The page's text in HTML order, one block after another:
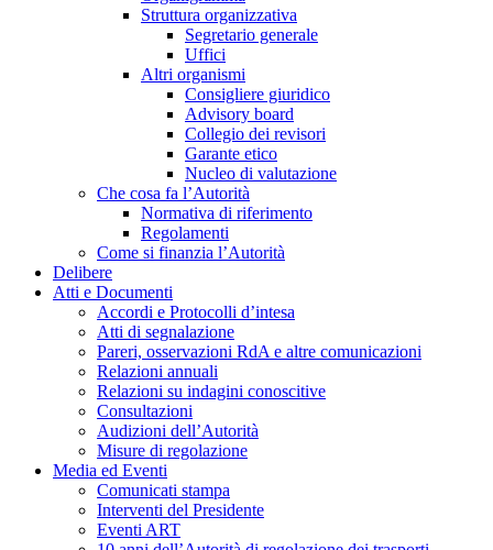
Struttura organizzativa
Segretario generale
Uffici
Altri organismi
Consigliere giuridico
Advisory board
Collegio dei revisori
Garante etico
Nucleo di valutazione
Che cosa fa l’Autorità
Normativa di riferimento
Regolamenti
Come si finanzia l’Autorità
Delibere
Atti e Documenti
Accordi e Protocolli d’intesa
Atti di segnalazione
Pareri, osservazioni RdA e altre comunicazioni
Relazioni annuali
Relazioni su indagini conoscitive
Consultazioni
Audizioni dell’Autorità
Misure di regolazione
Media ed Eventi
Comunicati stampa
Interventi del Presidente
Eventi ART